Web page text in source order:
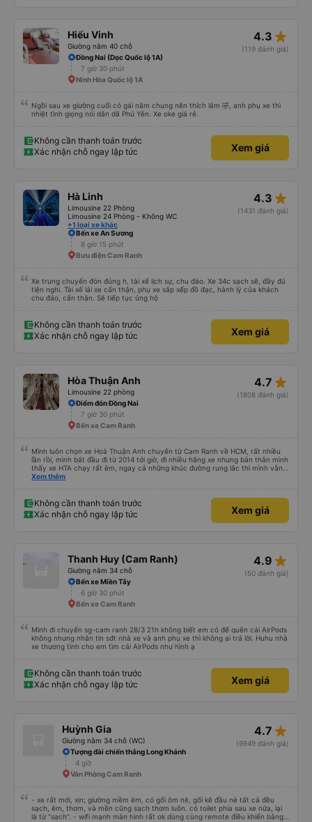
Hiếu Vinh
Giường nằm 40 chỗ
4.3 star_rate
(119 đánh giá)
Đồng Nai (Dọc Quốc lộ 1A)
7 giờ 30 phút
Ninh Hòa Quốc lộ 1A
Ngồi sau xe giường cuối có gái nằm chung nên thích lắm 🤣, anh phụ xe thì
nhiệt tình giọng nói dân dã Phú Yên. Xe oke giá rẻ.
Không cần thanh toán trước
Xác nhận chỗ ngay lập tức
Xem giá
Hà Linh
Limousine 22 Phòng
Limousine 24 Phòng - Không WC
+1 loại xe khác
4.3 star_rate
(1431 đánh giá)
Bến xe An Sương
8 giờ 15 phút
Bưu điện Cam Ranh
Xe trung chuyển đón đúng h, tài xế lịch sự, chu đáo. Xe 34c sạch sẽ, đầy đủ
tiện nghi. Tài xế lái xe cẩn thận, phụ xe sắp xếp đồ đạc, hành lý của khách
chu đáo, cẩn thận. Sẽ tiếp tục ủng hộ
Không cần thanh toán trước
Xác nhận chỗ ngay lập tức
Xem giá
Hòa Thuận Anh
Limousine 22 phòng
4.7 star_rate
(1808 đánh giá)
Điểm đón Đồng Nai
7 giờ 30 phút
Bến xe Cam Ranh
Mình luôn chọn xe Hoà Thuận Anh chuyến từ Cam Ranh về HCM, rất nhiều
lần rồi, mình bắt đầu đi từ 2014 tới giờ, đi nhiều hãng xe nhưng bản thân mình
thấy xe HTA chạy rất êm, ngay cả những khúc đường rung lắc thì mình vẫn
cảm thấy êm, mượt hơn những xe khác. Xe sạch sẽ, mùi ko khó chịu, ví dụ
Xem thêm
Không cần thanh toán trước
Xác nhận chỗ ngay lập tức
Xem giá
Thanh Huy (Cam Ranh)
Giường nằm 34 chỗ
4.9 star_rate
(50 đánh giá)
Bến xe Miền Tây
6 giờ 30 phút
Bến xe Cam Ranh
Mình đi chuyến sg-cam ranh 28/3 21h không biết em có để quên cái AirPods
không nhưng nhắn tin sđt nhà xe và anh phụ xe thì không ai trả lời. Huhu nhà
xe thương tình cho em tìm cái AirPods như hình ạ
Không cần thanh toán trước
Xác nhận chỗ ngay lập tức
Xem giá
Huỳnh Gia
Giường nằm 34 chỗ (WC)
4.7 star_rate
(9949 đánh giá)
Tượng đài chiến thắng Long Khánh
4 giờ
Văn Phòng Cam Ranh
- xe rất mới, xịn; giường mềm êm, có gối ôm nè, gối kê đầu nè tất cả đều
sạch, êm, thơm, và mền cũng sạch thơm luôn. có toilet phía sau xe nữa, lại
là từ "sạch". - wifi mạnh màn hình rất ok dùng cùng remote điều khiển bằng